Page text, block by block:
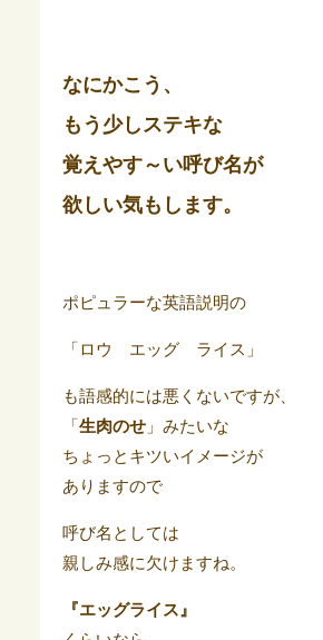
なにかこう、
もう少しステキな
覚えやす～い呼び名が
欲しい気もします。
ポピュラーな英語説明の
「ロウ エッグ ライス」
も語感的には悪くないですが、
「生肉のせ」みたいな
ちょっとキツいイメージが
ありますので
呼び名としては
親しみ感に欠けますね。
『エッグライス』